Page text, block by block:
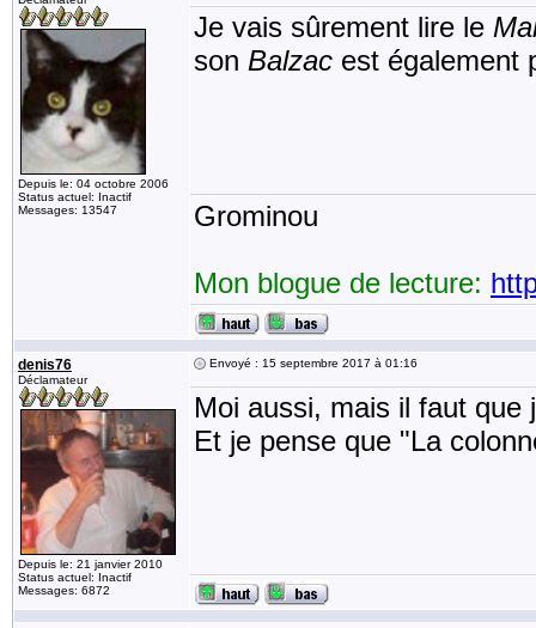
Depuis le: 04 octobre 2006
Status actuel: Inactif
Messages: 13547
Je vais sûrement lire le
son Balzac est également
Grominou
Mon blogue de lecture:
denis76
Déclamateur
Depuis le: 21 janvier 2010
Status actuel: Inactif
Messages: 6872
Envoyé : 15 septembre 2017 à 01:16
Moi aussi, mais il faut que
Et je pense que "La